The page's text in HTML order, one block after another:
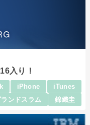
入り！
iPhone
iTunes
ランドスラム 錦織圭